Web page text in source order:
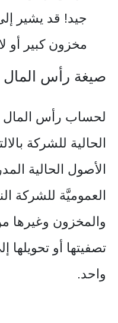
جيد! قد يشير
مخزون كبير أو
صيغة رأس المال
لحساب رأس المال
الحالية للشركة
الأصول الحالية
العموميَّة للشركة
والمخزون وغيرها
تصفيتها أو
واحد.